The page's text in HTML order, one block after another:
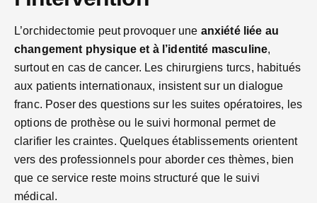
L’orchidectomie peut provoquer une anxiété liée au
changement physique et à l’identité masculine,
surtout en cas de cancer. Les chirurgiens turcs, habitués
aux patients internationaux, insistent sur un dialogue
franc. Poser des questions sur les suites opératoires, les
options de prothèse ou le suivi hormonal permet de
clarifier les craintes. Quelques établissements orientent
vers des professionnels pour aborder ces thèmes, bien
que ce service reste moins structuré que le suivi
médical.